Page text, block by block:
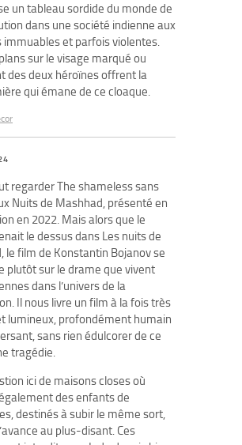
un tableau sordide du monde de
dans une société indienne aux
immuables et parfois violentes.
sur le visage marqué ou
des deux héroïnes offrent la
qui émane de ce cloaque.
regarder The shameless sans
Nuits de Mashhad, présenté en
en 2022. Mais alors que le
le dessus dans Les nuits de
le film de Konstantin Bojanov se
plutôt sur le drame que vivent
dans l’univers de la
Il nous livre un film à la fois très
lumineux, profondément humain
sans rien édulcorer de ce
tragédie.
ici de maisons closes où
des enfants de
destinés à subir le même sort,
au plus-disant. Ces